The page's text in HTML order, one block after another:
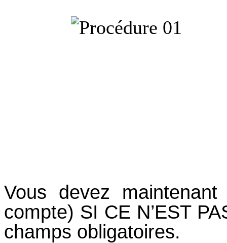
Vous devez
compte) SI CE N’EST
champs obligatoires.